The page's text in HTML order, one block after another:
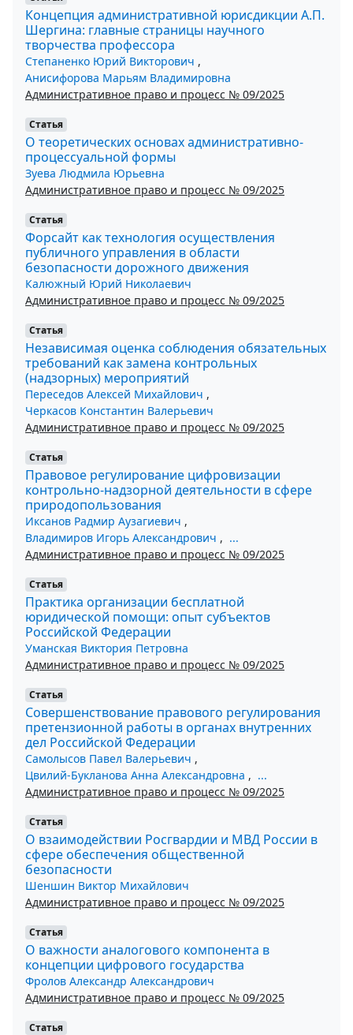
Концепция административной юрисдикции А.П.
Шергина: главные страницы научного
творчества профессора
Степаненко Юрий Викторович ,
Анисифорова Марьям Владимировна
Административное право и процесс № 09/2025
Статья
О теоретических основах административно-
процессуальной формы
Зуева Людмила Юрьевна
Административное право и процесс № 09/2025
Статья
Форсайт как технология осуществления
публичного управления в области
безопасности дорожного движения
Калюжный Юрий Николаевич
Административное право и процесс № 09/2025
Статья
Независимая оценка соблюдения обязательных
требований как замена контрольных
(надзорных) мероприятий
Переседов Алексей Михайлович ,
Черкасов Константин Валерьевич
Административное право и процесс № 09/2025
Статья
Правовое регулирование цифровизации
контрольно-надзорной деятельности в сфере
природопользования
Иксанов Радмир Аузагиевич ,
Владимиров Игорь Александрович , ...
Административное право и процесс № 09/2025
Статья
Практика организации бесплатной
юридической помощи: опыт субъектов
Российской Федерации
Уманская Виктория Петровна
Административное право и процесс № 09/2025
Статья
Совершенствование правового регулирования
претензионной работы в органах внутренних
дел Российской Федерации
Самолысов Павел Валерьевич ,
Цвилий-Букланова Анна Александровна , ...
Административное право и процесс № 09/2025
Статья
О взаимодействии Росгвардии и МВД России в
сфере обеспечения общественной
безопасности
Шеншин Виктор Михайлович
Административное право и процесс № 09/2025
Статья
О важности аналогового компонента в
концепции цифрового государства
Фролов Александр Александрович
Административное право и процесс № 09/2025
Статья